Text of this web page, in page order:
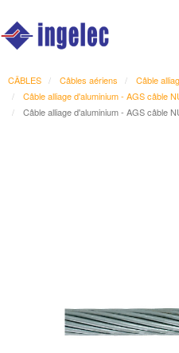
CÂBLES Câbles aériens
Câble
Câble alliage d'aluminium - AGS câble
Câble alliage d'aluminium - AGS câble